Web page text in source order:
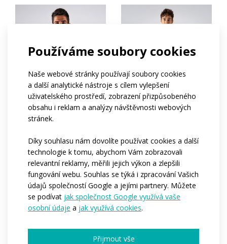
Používáme soubory cookies
Naše webové stránky používají soubory cookies
a další analytické nástroje s cílem vylepšení
uživatelského prostředí, zobrazení přizpůsobeného
obsahu i reklam a analýzy návštěvnosti webových
stránek.
Díky souhlasu nám dovolíte používat cookies a další
technologie k tomu, abychom Vám zobrazovali
relevantní reklamy, měřili jejich výkon a zlepšili
fungování webu. Souhlas se týká i zpracování Vašich
údajů společností Google a jejími partnery. Můžete
se podívat jak společnost Google využívá vaše
osobní údaje a jak využívá cookies.
Přijmout vše
Cyklo dres ELITE letní s
krátkými rukávy
Cena na vyžádání
Cyklo kraťasy SPORT
se šlemi
Cena na vyžádání
TRIATLON